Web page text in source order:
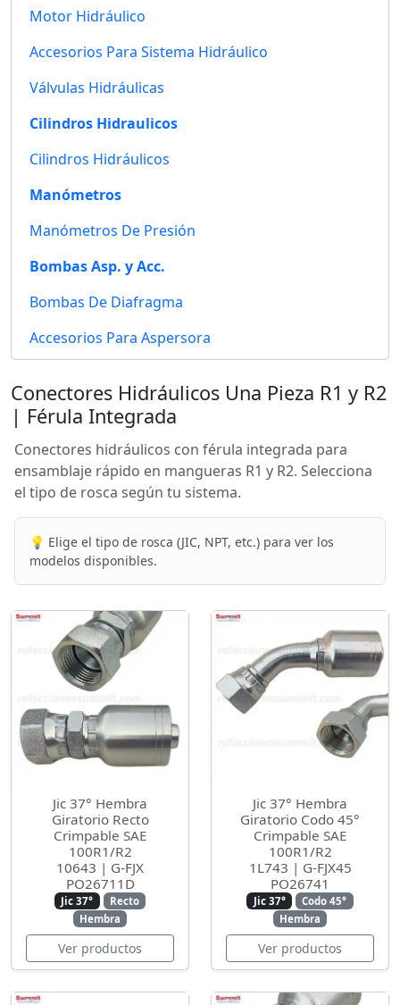
Motor Hidráulico
Accesorios Para Sistema Hidráulico
Válvulas Hidráulicas
Cilindros Hidraulicos
Cilindros Hidráulicos
Manómetros
Manómetros De Presión
Bombas Asp. y Acc.
Bombas De Diafragma
Accesorios Para Aspersora
Conectores Hidráulicos Una Pieza R1 y R2
| Férula Integrada
Conectores hidráulicos con férula integrada para
ensamblaje rápido en mangueras R1 y R2. Selecciona
el tipo de rosca según tu sistema.
💡 Elige el tipo de rosca (JIC, NPT, etc.) para ver los
modelos disponibles.
Jic 37° Hembra
Giratorio Recto
Crimpable SAE
100R1/R2
10643 | G-FJX
PO26711D
Jic 37°
Recto
Hembra
Ver productos
Jic 37° Hembra
Giratorio Codo 45°
Crimpable SAE
100R1/R2
1L743 | G-FJX45
PO26741
Jic 37°
Codo 45°
Hembra
Ver productos